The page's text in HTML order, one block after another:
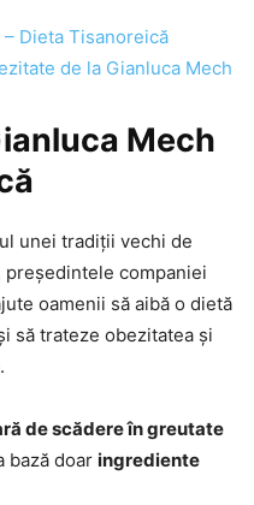
Dieta Tisanoreică
de la Gianluca Mech
Mech
unei tradiții vechi de
președintele companiei
oamenii să aibă o dietă
să trateze obezitatea și
de scădere în greutate
bază doar ingrediente